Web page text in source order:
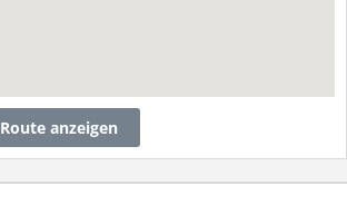
Route anzeigen